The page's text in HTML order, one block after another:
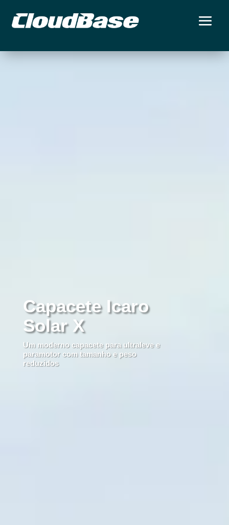
Capacete Icaro
Solar X
Um moderno capacete para ultraleve e
paramotor com tamanho e peso
reduzidos